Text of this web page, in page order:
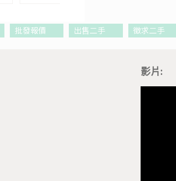
批發報價 出售二手 徵求二手
影片: